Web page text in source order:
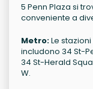
5 Penn Plaza si
conveniente a
Metro:Le
includono 34 St-
34 St-Herald
W.